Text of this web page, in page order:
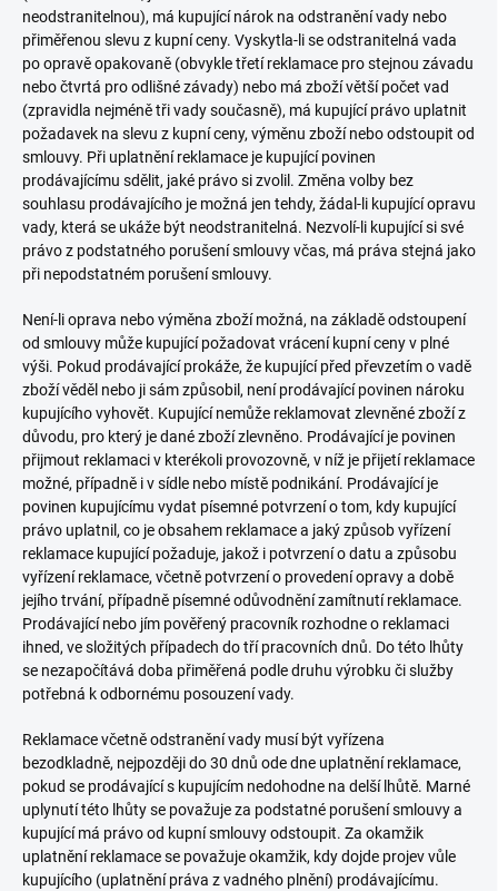
neodstranitelnou), má kupující nárok na odstranění vady nebo
přiměřenou slevu z kupní ceny. Vyskytla-li se odstranitelná vada
po opravě opakovaně (obvykle třetí reklamace pro stejnou závadu
nebo čtvrtá pro odlišné závady) nebo má zboží větší počet vad
(zpravidla nejméně tři vady současně), má kupující právo uplatnit
požadavek na slevu z kupní ceny, výměnu zboží nebo odstoupit od
smlouvy. Při uplatnění reklamace je kupující povinen
prodávajícímu sdělit, jaké právo si zvolil. Změna volby bez
souhlasu prodávajícího je možná jen tehdy, žádal-li kupující opravu
vady, která se ukáže být neodstranitelná. Nezvolí-li kupující si své
právo z podstatného porušení smlouvy včas, má práva stejná jako
při nepodstatném porušení smlouvy.
Není-li oprava nebo výměna zboží možná, na základě odstoupení
od smlouvy může kupující požadovat vrácení kupní ceny v plné
výši. Pokud prodávající prokáže, že kupující před převzetím o vadě
zboží věděl nebo ji sám způsobil, není prodávající povinen nároku
kupujícího vyhovět. Kupující nemůže reklamovat zlevněné zboží z
důvodu, pro který je dané zboží zlevněno. Prodávající je povinen
přijmout reklamaci v kterékoli provozovně, v níž je přijetí reklamace
možné, případně i v sídle nebo místě podnikání. Prodávající je
povinen kupujícímu vydat písemné potvrzení o tom, kdy kupující
právo uplatnil, co je obsahem reklamace a jaký způsob vyřízení
reklamace kupující požaduje, jakož i potvrzení o datu a způsobu
vyřízení reklamace, včetně potvrzení o provedení opravy a době
jejího trvání, případně písemné odůvodnění zamítnutí reklamace.
Prodávající nebo jím pověřený pracovník rozhodne o reklamaci
ihned, ve složitých případech do tří pracovních dnů. Do této lhůty
se nezapočítává doba přiměřená podle druhu výrobku či služby
potřebná k odbornému posouzení vady.
Reklamace včetně odstranění vady musí být vyřízena
bezodkladně, nejpozději do 30 dnů ode dne uplatnění reklamace,
pokud se prodávající s kupujícím nedohodne na delší lhůtě. Marné
uplynutí této lhůty se považuje za podstatné porušení smlouvy a
kupující má právo od kupní smlouvy odstoupit. Za okamžik
uplatnění reklamace se považuje okamžik, kdy dojde projev vůle
kupujícího (uplatnění práva z vadného plnění) prodávajícímu.